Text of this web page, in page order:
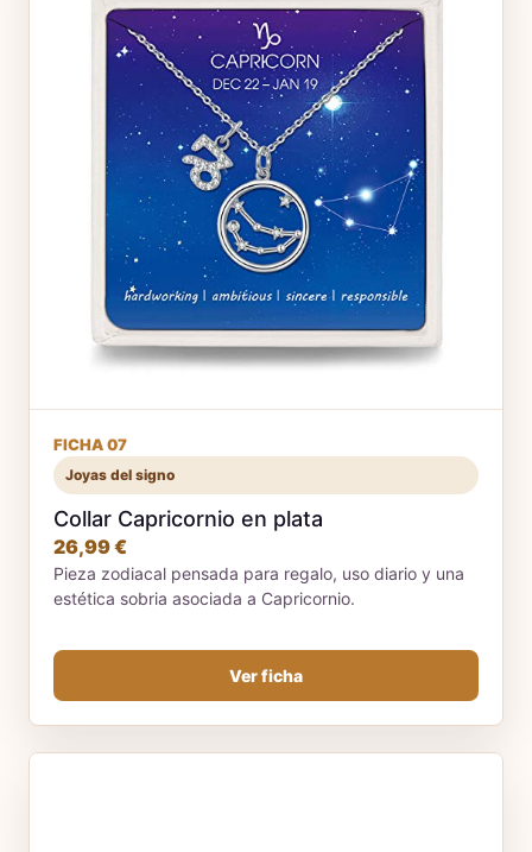
FICHA 07
Joyas del signo
Collar Capricornio en plata
26,99 €
Pieza zodiacal pensada para regalo, uso diario y una
estética sobria asociada a Capricornio.
Ver ficha